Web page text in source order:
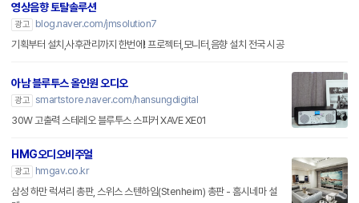
영상음향 토탈솔루션
광고
blog.naver.com/jmsolution7
기획부터 설치,사후관리까지 한번에! 프로젝터,모니터,음향 설치 전국 시공
아남 블루투스 올인원 오디오
광고 smartstore.naver.com/hansungdigital
30W 고출력 스테레오 블루투스 스피커 XAVE XE01
HMG오디오비주얼
광고
hmgav.co.kr
삼성 하만 럭셔리 총판, 스위스 스텐하임(Stenheim) 총판 - 홈시네마 설